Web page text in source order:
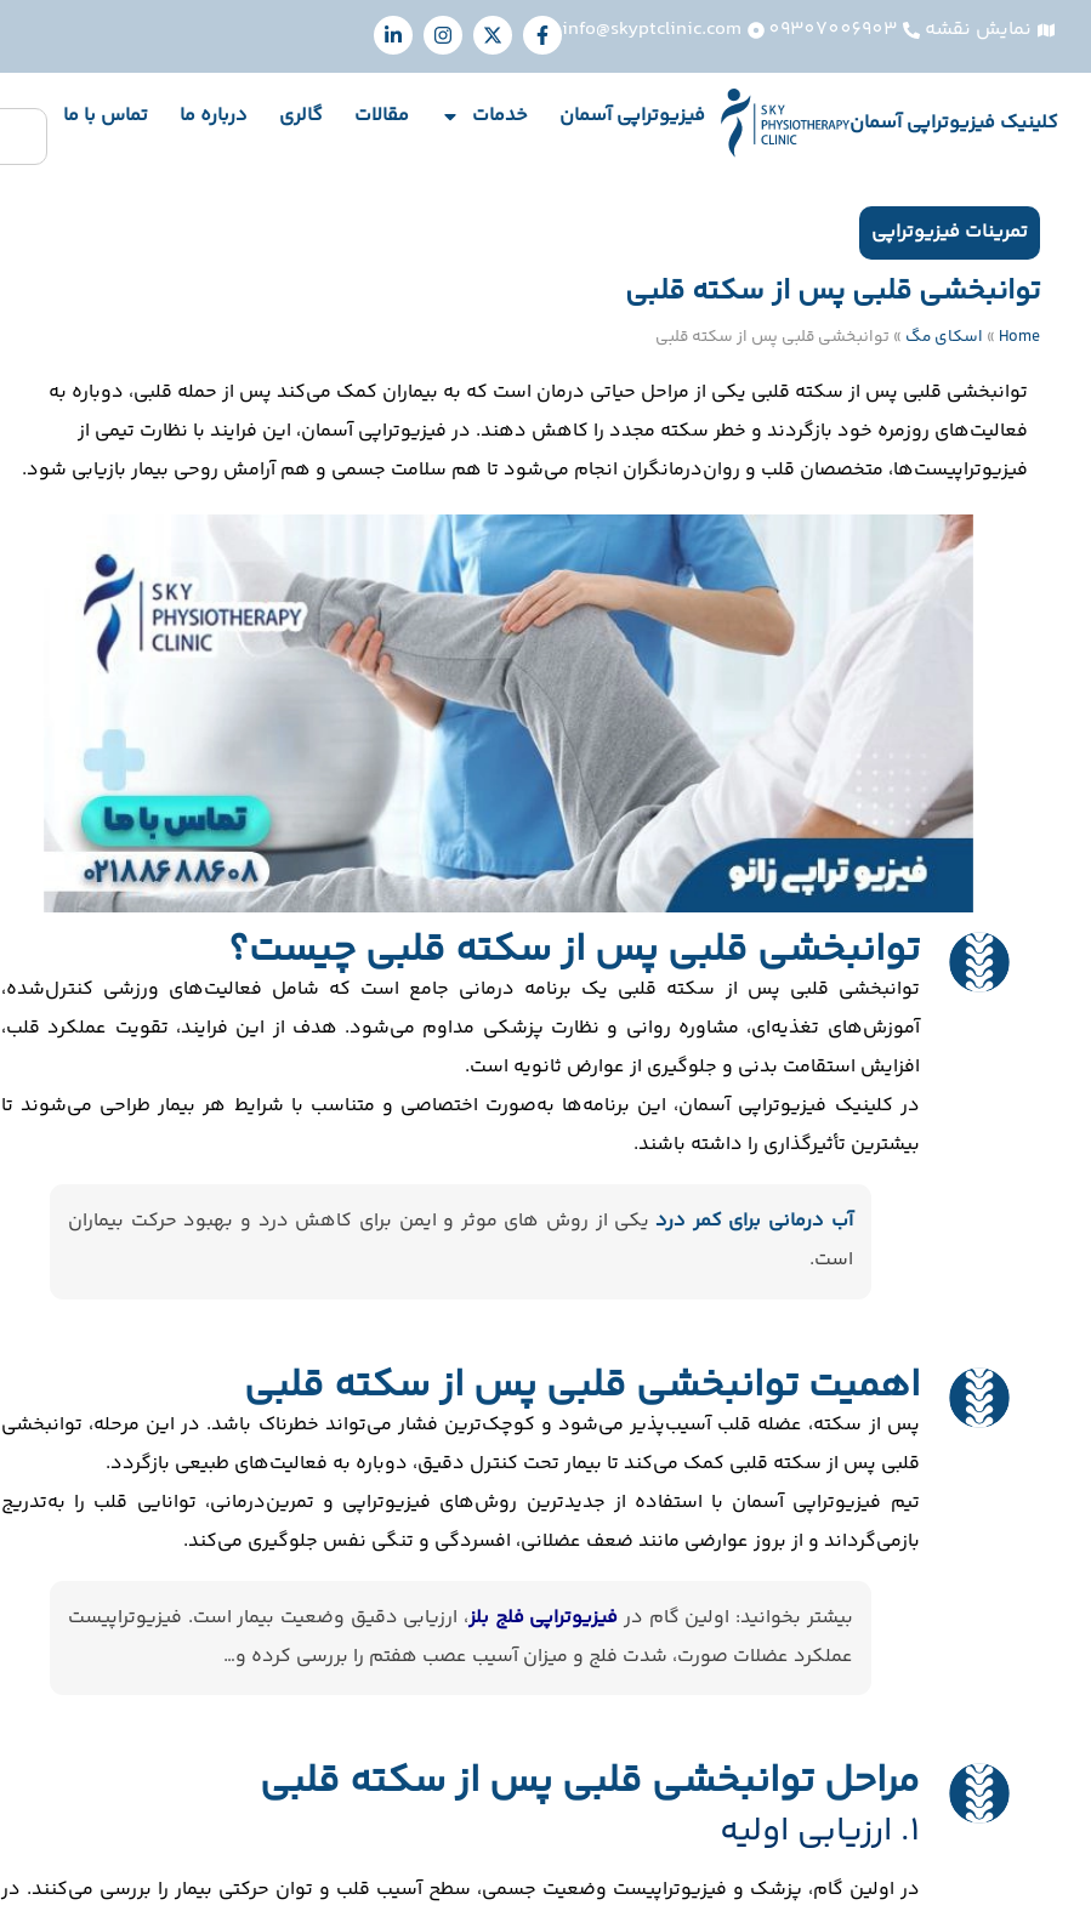
نمایش نقشه 09307006903
info@skyptclinic.com
کلینیک فیزیوتراپی آسمان فیزیوتراپی آسمان خدمات مقالات گالری درباره ما تماس با ما
تمرینات فیزیوتراپی
توانبخشی قلبی پس از سکته قلبی
Home
» اسکای مگ » توانبخشی قلبی پس از سکته قلبی
توانبخشی قلبی پس از سکته قلبی یکی از مراحل حیاتی درمان است که به بیماران کمک می‌کند پس از حمله قلبی، دوباره به
فعالیت‌های روزمره خود بازگردند و خطر سکته مجدد را کاهش دهند. در فیزیوتراپی آسمان، این فرایند با نظارت تیمی از
فیزیوتراپیست‌ها، متخصصان قلب و روان‌درمانگران انجام می‌شود تا هم سلامت جسمی و هم آرامش روحی بیمار بازیابی شود.
توانبخشی قلبی پس از سکته قلبی چیست؟
توانبخشی قلبی پس از سکته قلبی یک برنامه درمانی جامع است که شامل فعالیت‌های ورزشی کنترل‌شده،
آموزش‌های تغذیه‌ای، مشاوره روانی و نظارت پزشکی مداوم می‌شود. هدف از این فرایند، تقویت عملکرد قلب،
افزایش استقامت بدنی و جلوگیری از عوارض ثانویه است.
در کلینیک فیزیوتراپی آسمان، این برنامه‌ها به‌صورت اختصاصی و متناسب با شرایط هر بیمار طراحی می‌شوند تا
بیشترین تأثیرگذاری را داشته باشند.
آب درمانی برای کمر دردیکی از روش ‌های موثر و ایمن برای کاهش درد و بهبود حرکت بیماران
است.
اهمیت توانبخشی قلبی پس از سکته قلبی
پس از سکته، عضله قلب آسیب‌پذیر می‌شود و کوچک‌ترین فشار می‌تواند خطرناک باشد. در این مرحله، توانبخشی
قلبی پس از سکته قلبی کمک می‌کند تا بیمار تحت کنترل دقیق، دوباره به فعالیت‌های طبیعی بازگردد.
تیم فیزیوتراپی آسمان با استفاده از جدیدترین روش‌های فیزیوتراپی و تمرین‌درمانی، توانایی قلب را به‌تدریج
بازمی‌گرداند و از بروز عوارضی مانند ضعف عضلانی، افسردگی و تنگی نفس جلوگیری می‌کند.
بیشتر بخوانید: اولین گام در فیزیوتراپی فلج بلز، ارزیابی دقیق وضعیت بیمار است. فیزیوتراپیست
عملکرد عضلات صورت، شدت فلج و میزان آسیب عصب هفتم را بررسی کرده و…
مراحل توانبخشی قلبی پس از سکته قلبی
۱. ارزیابی اولیه
در اولین گام، پزشک و فیزیوتراپیست وضعیت جسمی، سطح آسیب قلب و توان حرکتی بیمار را بررسی می‌کنند. در